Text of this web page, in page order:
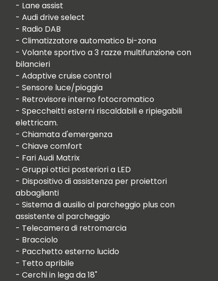
- Lane assist
- Audi drive select
- Radio DAB
- Climatizzatore automatico bi-zona
- Volante sportivo a 3 razze multifunzione con
bilancieri
- Adaptive cruise control
- Sensore luce/pioggia
- Retrovisore interno fotocromatico
- Speccheitti esterni riscaldabili e ripiegabili
elettricam.
- Chiamata d'emergenza
- Chiave comfort
- Fari Audi Matrix
- Gruppi ottici posteriori a LED
- Dispositivo di assistenza per proiettori
abbaglianti
- Sistema di ausilio al parcheggio plus con
assistente al parcheggio
- Telecamera di retromarcia
- Bracciolo
- Pacchetto esterno lucido
- Tetto apribile
- Cerchi in lega da 18"